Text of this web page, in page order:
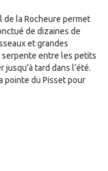
de la Rocheure permet
de dizaines de
et grandes
serpente entre les petits
tard dans l’été.
pointe du Pisset pour